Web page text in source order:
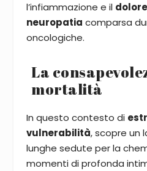
l’infiammazione e il
neuropatia comparsa
oncologiche.
La
mortalità
In questo contesto di
vulnerabilità, scopre un
lunghe sedute per la
momenti di profonda